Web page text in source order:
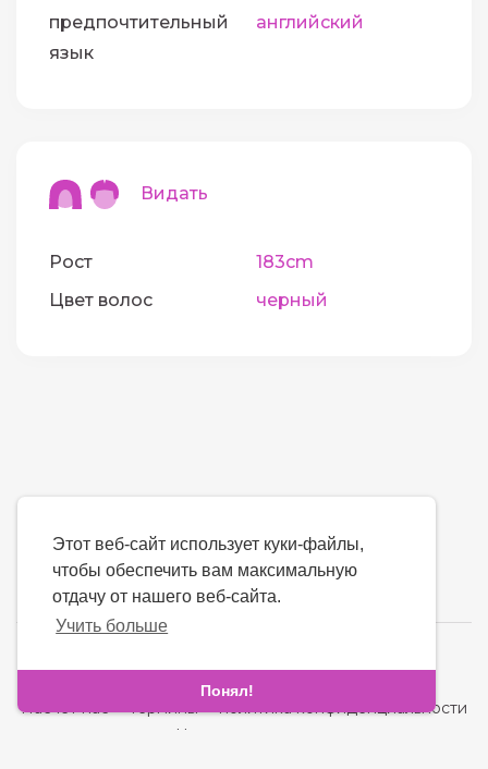
Этот веб-сайт использует куки-файлы,
чтобы обеспечить вам максимальную
отдачу от нашего веб-сайта.
Учить больше
Понял!
предпочтительный
язык
английский
Видать
Рост
183cm
Цвет волос
черный
Насчет нас-термины-политика конфиденциальности
Часто задаваемые вопросы